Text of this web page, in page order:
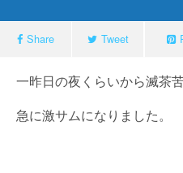
Share Tweet
一昨日の夜くらいから滅茶
急に激サムになりました。